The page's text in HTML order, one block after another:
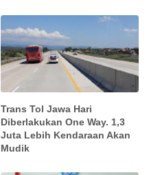
Trans Tol Jawa Hari
Diberlakukan One Way. 1,3
Juta Lebih Kendaraan Akan
Mudik